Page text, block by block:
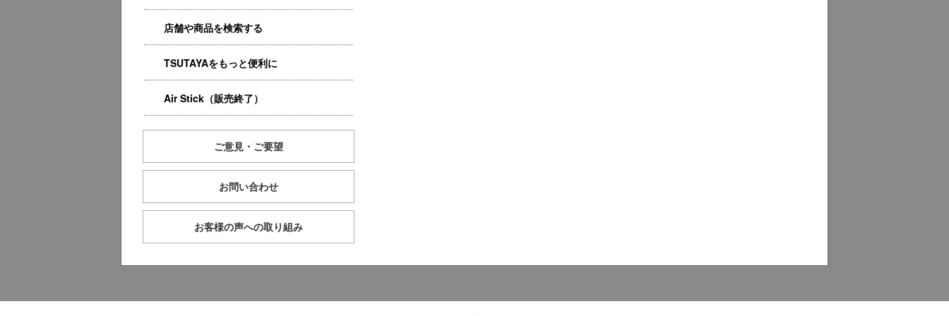
店舗や商品を検索する
TSUTAYAをもっと便利に
Air Stick（販売終了）
ご意見・ご要望
お問い合わせ
お客様の声への取り組み